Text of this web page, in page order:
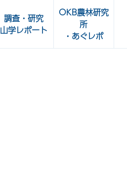
調査・研究
山学レポート
OKB農林研究
所
・あぐレポ